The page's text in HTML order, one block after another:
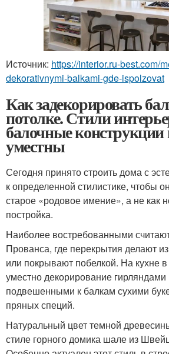
Источник: https://interior.ru-best.com/
dekorativnymi-balkami-gde-ispolzovat
Как задекорировать
потолке. Стили
балочные конструкции
уместны
Сегодня принято строить дома с
к определенной стилистике, чтобы
старое «родовое имение», а не как
постройка.
Наиболее востребованными
Прованса, где перекрытия делают
или покрывают побелкой. На кухне
уместно декорирование гирляндами
подвешенными к балкам сухими
пряных специй.
Натуральный цвет темной
стиле горного домика шале из